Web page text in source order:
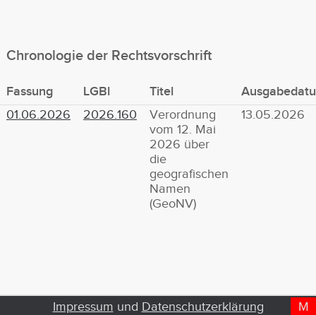
Chronologie der Rechtsvorschrift
Fassung LGBl Titel
01.06.2026
2026.160
Verordnung
vom 12. Mai
2026 über
die
geografischen
Namen
(GeoNV)
13.05.2026
D
T
M
Impressum und Datenschutzerklärung